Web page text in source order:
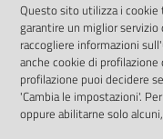
solo alle condizioni
comunitaria 2003/
SOCIAL
Questo sito utilizza i cookie
garantire un miglior
raccogliere informazioni
anche cookie di
profilazione puoi decidere
'Cambia le impostazioni'.
oppure abilitarne solo